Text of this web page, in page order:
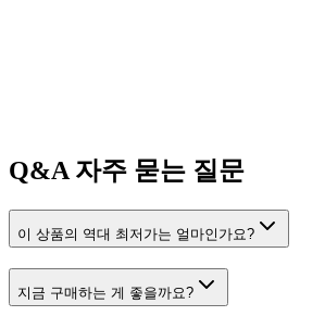
Q&A자주 묻는 질문
이 상품의 역대 최저가는 얼마인가요?
지금 구매하는 게 좋을까요?